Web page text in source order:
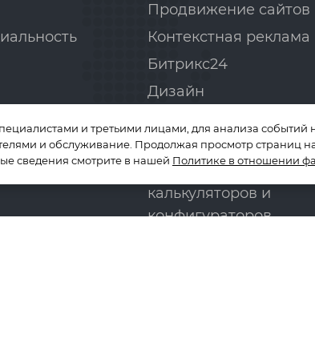
Продвижение сайтов
Контекстная реклама
Битрикс24
Дизайн
Вёрстка сайтов
Разработка онлайн-
калькуляторов и
конфигураторов
и третьими лицами, для анализа событий
и обслуживание. Продолжая просмотр страниц
сведения смотрите в нашей Политике в отношении